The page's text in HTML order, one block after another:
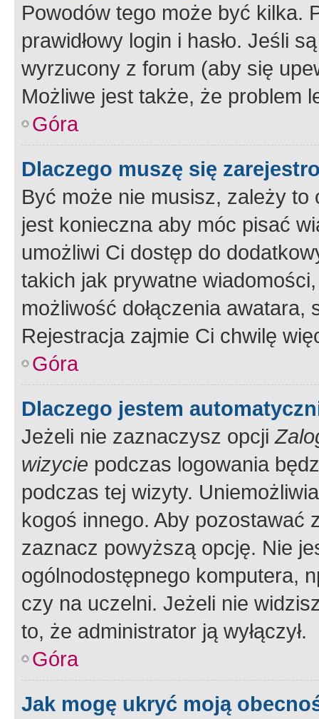
Powodów tego może być kilka.
prawidłowy login i hasło. Jeśli
wyrzucony z forum (aby się
Możliwe jest także, że problem
Góra
Dlaczego muszę się
Być może nie musisz, zależy
jest konieczna aby móc pisać
umożliwi Ci dostęp do
takich jak prywatne
możliwość dołączenia
Rejestracja zajmie Ci chwilę
Góra
Dlaczego jestem
Jeżeli nie zaznaczysz opcji
wizycie podczas logowania
podczas tej wizyty.
kogoś innego. Aby pozostawać
zaznacz powyższą opcję. Nie
ogólnodostępnego komputera,
czy na uczelni. Jeżeli nie
to, że administrator ją wyłączył.
Góra
Jak mogę ukryć moją